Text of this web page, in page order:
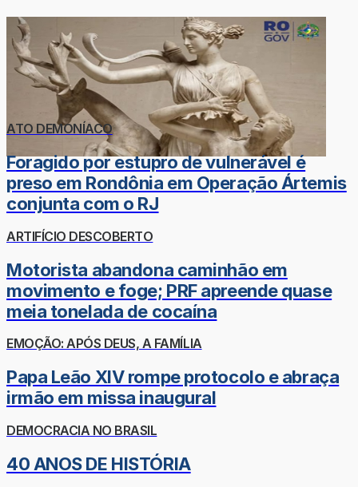
ATO DEMONÍACO
Foragido por estupro de vulnerável é
preso em Rondônia em Operação Ártemis
conjunta com o RJ
ARTIFÍCIO DESCOBERTO
Motorista abandona caminhão em
movimento e foge; PRF apreende quase
meia tonelada de cocaína
EMOÇÃO: APÓS DEUS, A FAMÍLIA
Papa Leão XIV rompe protocolo e abraça
irmão em missa inaugural
DEMOCRACIA NO BRASIL
40 ANOS DE HISTÓRIA